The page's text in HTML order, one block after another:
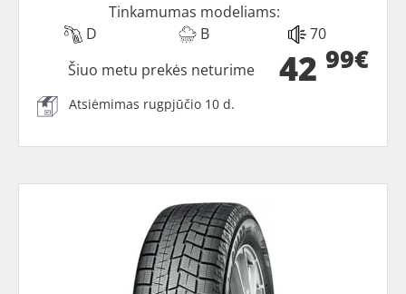
Tinkamumas modeliams:
D
B 70
42 99€
Šiuo metu prekės neturime
Atsiėmimas rugpjūčio 10 d.